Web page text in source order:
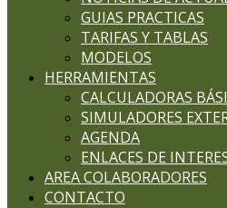
GUIAS PRACTICAS
TARIFAS Y TABLAS
MODELOS
HERRAMIENTAS
CALCULADORAS
SIMULADORES
AGENDA
ENLACES DE
AREA COLABORADORES
CONTACTO